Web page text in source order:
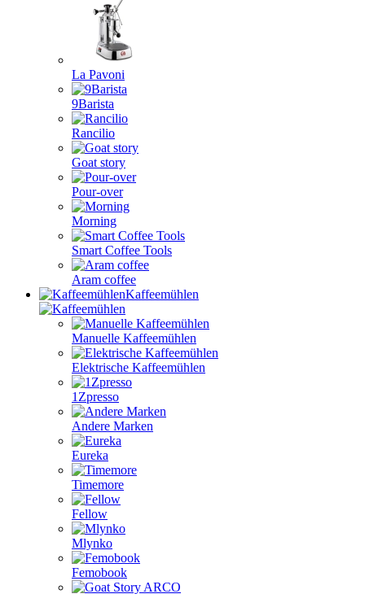
La Pavoni
9Barista
Rancilio
Goat story
Pour-over
Morning
Smart Coffee Tools
Aram coffee
Kaffeemühlen
Manuelle Kaffeemühlen
Elektrische Kaffeemühlen
1Zpresso
Andere Marken
Eureka
Timemore
Fellow
Mlynko
Femobook